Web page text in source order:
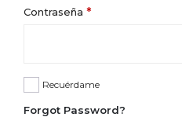
Contraseña *
Recuérdame
Forgot Password?